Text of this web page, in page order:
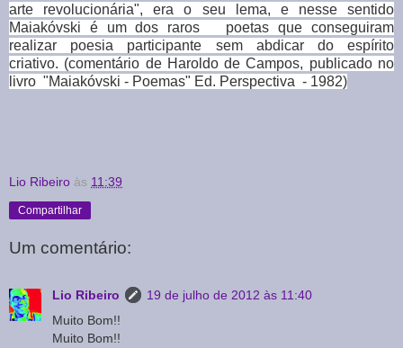
arte revolucionária", era o seu lema, e nesse sentido
Maiakóvski é um dos raros poetas que conseguiram
realizar poesia participante sem abdicar do espírito
criativo. (comentário de Haroldo de Campos, publicado no
livro "Maiakóvski - Poemas" Ed. Perspectiva - 1982)
Lio Ribeiro às 11:39
Compartilhar
Um comentário:
Lio Ribeiro
19 de julho de 2012 às 11:40
Muito Bom!!
Muito Bom!!